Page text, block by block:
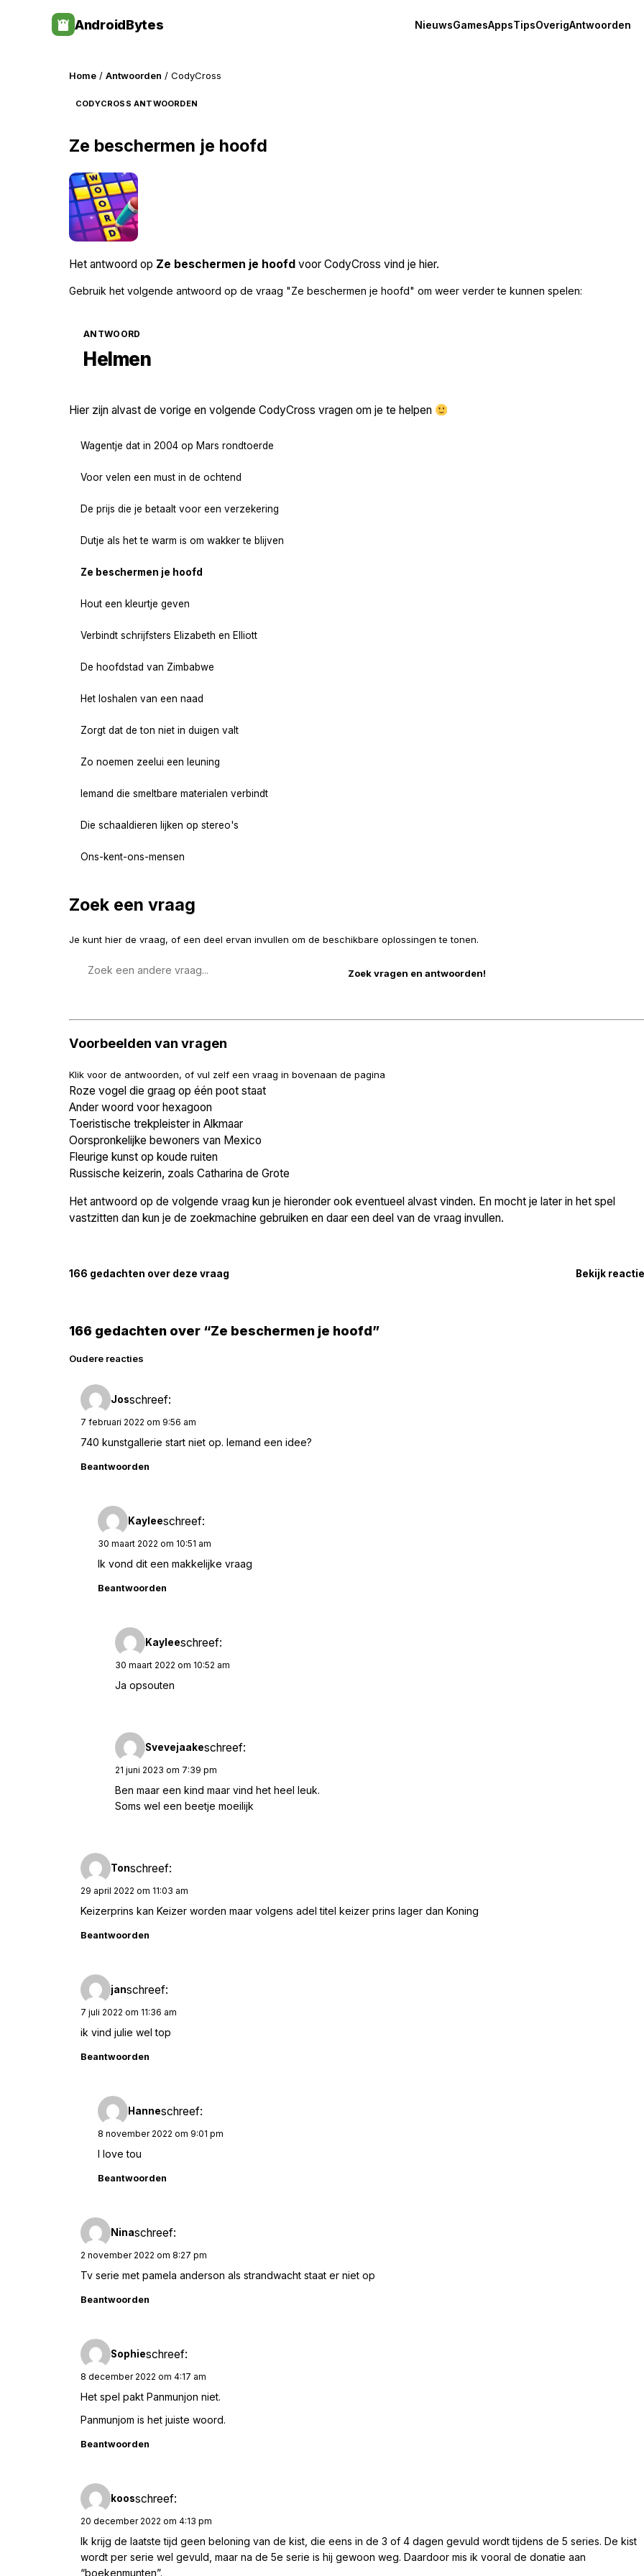
AndroidBytes NieuwsGamesAppsTipsOverigAntwoorden
Home / Antwoorden / CodyCross
CODYCROSS ANTWOORDEN
Ze beschermen je hoofd
Het antwoord op Ze beschermen je hoofd voor CodyCross vind je hier.
Gebruik het volgende antwoord op de vraag "Ze beschermen je hoofd" om weer verder te kunnen spelen:
ANTWOORD
Helmen
Hier zijn alvast de vorige en volgende CodyCross vragen om je te helpen
Wagentje dat in 2004 op Mars rondtoerde
Voor velen een must in de ochtend
De prijs die je betaalt voor een verzekering
Dutje als het te warm is om wakker te blijven
Ze beschermen je hoofd
Hout een kleurtje geven
Verbindt schrijfsters Elizabeth en Elliott
De hoofdstad van Zimbabwe
Het loshalen van een naad
Zorgt dat de ton niet in duigen valt
Zo noemen zeelui een leuning
Iemand die smeltbare materialen verbindt
Die schaaldieren lijken op stereo's
Ons-kent-ons-mensen
Zoek een vraag
Je kunt hier de vraag, of een deel ervan invullen om de beschikbare oplossingen te tonen.
Voorbeelden van vragen
Klik voor de antwoorden, of vul zelf een vraag in bovenaan de pagina
Roze vogel die graag op één poot staat
Ander woord voor hexagoon
Toeristische trekpleister in Alkmaar
Oorspronkelijke bewoners van Mexico
Fleurige kunst op koude ruiten
Russische keizerin, zoals Catharina de Grote
Het antwoord op de volgende vraag kun je hieronder ook eventueel alvast vinden. En mocht je later in het spel
vastzitten dan kun je de zoekmachine gebruiken en daar een deel van de vraag invullen.
166 gedachten over deze vraag Bekijk
166 gedachten over “Ze beschermen je hoofd”
Reacties
navigatie
Oudere reacties
Josschreef:
7 februari 2022 om 9:56 am
740 kunstgallerie start niet op. Iemand een idee?
Beantwoorden
Kayleeschreef:
30 maart 2022 om 10:51 am
Ik vond dit een makkelijke vraag
Beantwoorden
Kayleeschreef:
30 maart 2022 om 10:52 am
Ja opsouten
Svevejaakeschreef:
21 juni 2023 om 7:39 pm
Ben maar een kind maar vind het heel leuk.
Soms wel een beetje moeilijk
Tonschreef:
29 april 2022 om 11:03 am
Keizerprins kan Keizer worden maar volgens adel titel keizer prins lager dan Koning
Beantwoorden
janschreef:
7 juli 2022 om 11:36 am
ik vind julie wel top
Beantwoorden
Hanneschreef:
8 november 2022 om 9:01 pm
I love tou
Beantwoorden
Ninaschreef:
2 november 2022 om 8:27 pm
Tv serie met pamela anderson als strandwacht staat er niet op
Beantwoorden
Sophieschreef:
8 december 2022 om 4:17 am
Het spel pakt Panmunjon niet.
Panmunjom is het juiste woord.
Beantwoorden
koosschreef:
20 december 2022 om 4:13 pm
Ik krijg de laatste tijd geen beloning van de kist, die eens in de 3 of 4 dagen gevuld wordt tijdens de 5 series. De kist
wordt per serie wel gevuld, maar na de 5e serie is hij gewoon weg. Daardoor mis ik vooral de donatie aan
“boekenmunten”.